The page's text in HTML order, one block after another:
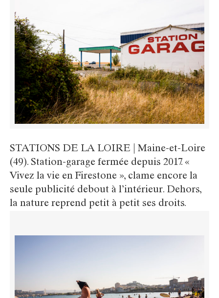
STATIONS DE LA LOIRE | Maine-et-Loire
(49). Station-garage fermée depuis 2017. «
Vivez la vie en Firestone », clame encore la
seule publicité debout à l’intérieur. Dehors,
la nature reprend petit à petit ses droits.